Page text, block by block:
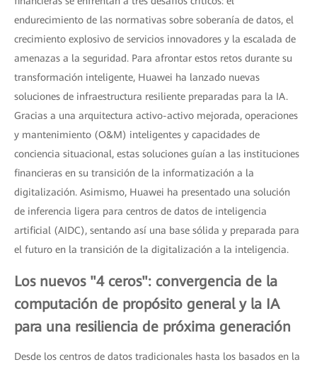
endurecimiento de las normativas sobre soberanía de datos, el
crecimiento explosivo de servicios innovadores y la escalada de
amenazas a la seguridad. Para afrontar estos retos durante su
transformación inteligente, Huawei ha lanzado nuevas
soluciones de infraestructura resiliente preparadas para la IA.
Gracias a una arquitectura activo-activo mejorada, operaciones
y mantenimiento (O&M) inteligentes y capacidades de
conciencia situacional, estas soluciones guían a las instituciones
financieras en su transición de la informatización a la
digitalización. Asimismo, Huawei ha presentado una solución
de inferencia ligera para centros de datos de inteligencia
artificial (AIDC), sentando así una base sólida y preparada para
el futuro en la transición de la digitalización a la inteligencia.
Los nuevos "4 ceros": convergencia de la
computación de propósito general y la IA
para una resiliencia de próxima generación
Desde los centros de datos tradicionales hasta los basados ​​en la